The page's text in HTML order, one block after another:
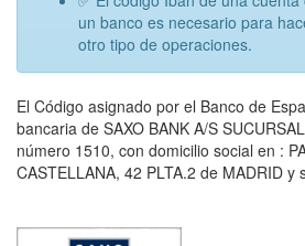
un banco es necesario para
otro tipo de operaciones.
El Código asignado por el Banco de
bancaria de SAXO BANK A/S
número 1510, con domicilio social en :
CASTELLANA, 42 PLTA.2 de MADRID